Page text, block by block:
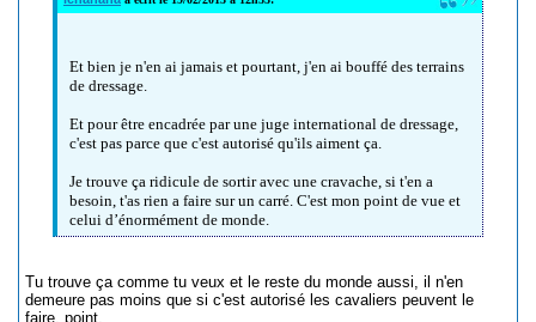
Et bien je n'en ai jamais et pourtant, j'en ai bouffé des terrains
de dressage.
Et pour être encadrée par une juge international de dressage,
c'est pas parce que c'est autorisé qu'ils aiment ça.
Je trouve ça ridicule de sortir avec une cravache, si t'en a
besoin, t'as rien a faire sur un carré. C'est mon point de vue et
celui d’énormément de monde.
Tu trouve ça comme tu veux et le reste du monde aussi, il n'en
demeure pas moins que si c'est autorisé les cavaliers peuvent le
faire, point.